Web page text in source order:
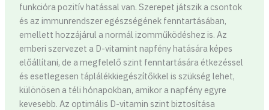
funkcióra pozitív hatással van. Szerepet játszik a csontok
és az immunrendszer egészségének fenntartásában,
emellett hozzájárul a normál izomműködéshez is. Az
emberi szervezet a D-vitamint napfény hatására képes
előállítani, de a megfelelő szint fenntartására étkezéssel
és esetlegesen táplálékkiegészítőkkel is szükség lehet,
különösen a téli hónapokban, amikor a napfény egyre
kevesebb. Az optimális D-vitamin szint biztosítása